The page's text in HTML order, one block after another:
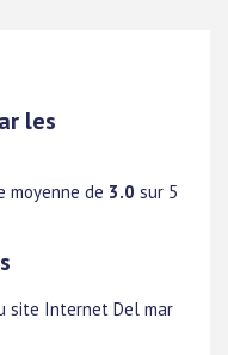
les
moyenne de 3.0 sur 5
site Internet Del mar